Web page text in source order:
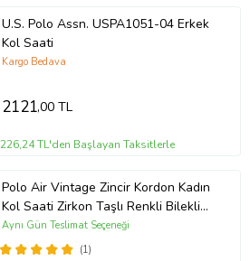
U.S. Polo Assn. USPA1051-04 Erkek
Kol Saati
Kargo Bedava
2121,00 TL
226,24 TL'den Başlayan Taksitlerle
Polo Air Vintage Zincir Kordon Kadın
Kol Saati Zirkon Taşlı Renkli Bileklik
Kombin PL-1503B (Gold-Yeşil)
(1)
Aynı Gün Teslimat Seçeneği